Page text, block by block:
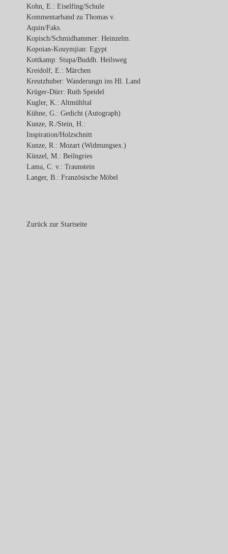
Kohn, E.: Eiselfing/Schule
Kommentarband zu Thomas v.
Aquin/Faks.
Kopisch/Schmidhammer: Heinzelm.
Kopoian-Kouymjian: Egypt
Kottkamp: Stupa/Buddh. Heilsweg
Kreidolf, E.: Märchen
Kreutzhuber: Wanderungn ins Hl. Land
Krüger-Dürr: Ruth Speidel
Kugler, K.: Altmühltal
Kühne, G.: Gedicht (Autograph)
Kunze, R./Stein, H.:
Inspiration/Holzschnitt
Kunze, R.: Mozart (Widmungsex.)
Künzel, M.: Beilngries
Lama, C. v.: Traunstein
Langer, B.: Französische Möbel
Zurück zur Startseite